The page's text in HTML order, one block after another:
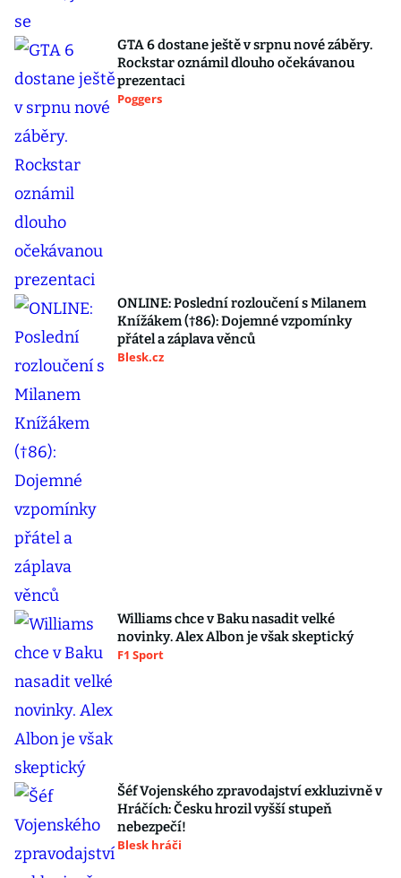
GTA 6 dostane ještě v srpnu nové záběry.
Rockstar oznámil dlouho očekávanou
prezentaci
Poggers
ONLINE: Poslední rozloučení s Milanem
Knížákem (†86): Dojemné vzpomínky
přátel a záplava věnců
Blesk.cz
Williams chce v Baku nasadit velké
novinky. Alex Albon je však skeptický
F1 Sport
Šéf Vojenského zpravodajství exkluzivně v
Hráčích: Česku hrozil vyšší stupeň
nebezpečí!
Blesk hráči